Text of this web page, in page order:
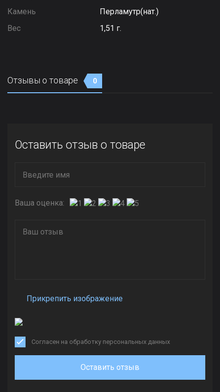
Камень
Перламутр(нат.)
Вес
1,51 г.
Отзывы о товаре 0
Оставить отзыв о товаре
Ваша оценка:
Прикрепить изображение
Согласен на обработку персональных данных
Оставить отзыв